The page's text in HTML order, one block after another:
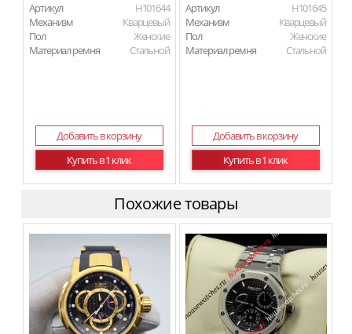
Артикул
H101644
Механизм
Кварцевый
Пол
Женские
Материал ремня
Стальной
Добавить в корзину
Купить в 1 клик
Артикул
H101645
Механизм
Кварцевый
Пол
Женские
Материал ремня
Стальной
Добавить в корзину
Купить в 1 клик
Похожие товары